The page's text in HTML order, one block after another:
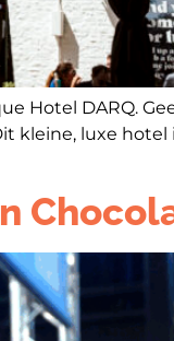
Hotel DARQ.
kleine, luxe